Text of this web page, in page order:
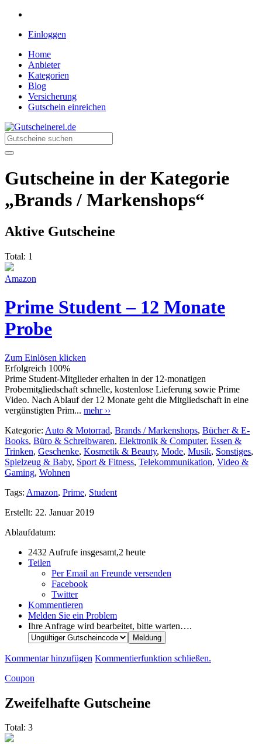
Einloggen
Home
Anbieter
Kategorien
Blog
Versicherung
Gutschein einreichen
Rabatte für jeden Einkauf
Gutscheine in der Kategorie
„Brands / Markenshops“
Aktive Gutscheine
Total: 1
Amazon
Prime Student – 12 Monate
Probe
Zum Einlösen klicken
Erfolgreich 100%
Prime Student-Mitglieder erhalten in der 12-monatigen
Probemitgliedschaft schnelle, kostenlose Lieferung sowie Prime
Video. Nach Ablauf der 12 Monate geht die Mitgliedschaft in eine
vergünstigten Prim... mehr ››
Kategorie: Auto & Motorrad, Brands / Markenshops, Bücher & E-
Books, Büro & Schreibwaren, Elektronik & Computer, Essen &
Trinken, Geschenke, Kosmetik & Beauty, Mode, Musik, Sonstiges,
Spielzeug & Baby, Sport & Fitness, Telekommunikation, Video &
Gaming, Wohnen
Tags: Amazon, Prime, Student
Erstellt: 22. Januar 2019
Ablaufdatum:
2432 Aufrufe insgesamt,2 heute
Teilen
Per Email an Freunde versenden
Facebook
Twitter
Kommentieren
Melden Sie ein Problem
Ihre Anfrage wird bearbeitet, bitte warten….
Kommentar hinzufügen Kommentierfunktion schließen.
Coupon
Zweifelhafte Gutscheine
Total: 3